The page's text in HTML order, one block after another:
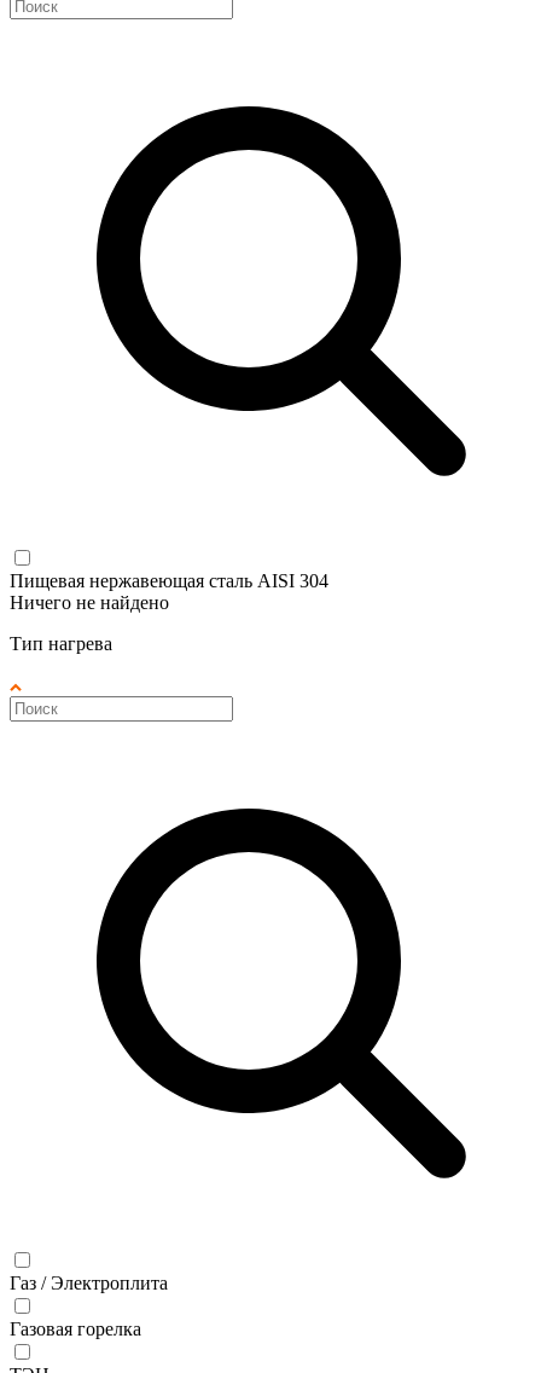
Пищевая нержавеющая сталь AISI 304
Ничего не найдено
Тип нагрева
Газ / Электроплита
Газовая горелка